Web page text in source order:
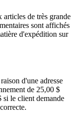
de très grande
sont affichés
d'expédition sur
d'une adresse
de 25,00 $
si le client demande